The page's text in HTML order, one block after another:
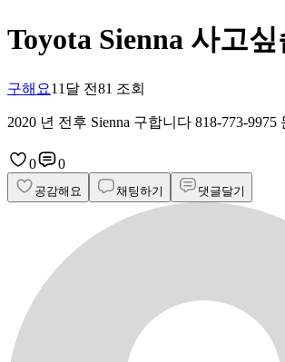
Toyota Sienna 사고
구해요11달 전81 조회
2020 년 전후 Sienna 구합니다 818-773-9975
0 0
공감해요 채팅하기 댓글달기